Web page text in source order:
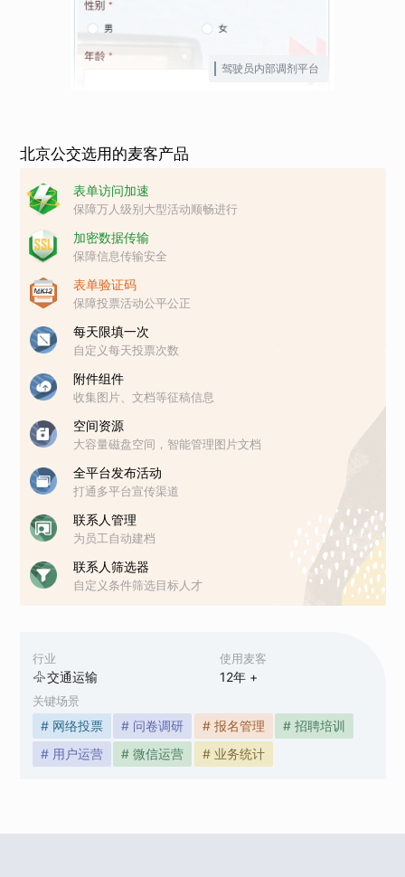
行业
交通运输
使用麦客
12年 +
关键场景
# 网络投票 # 问卷调研 # 报名管理
# 招聘培训
# 用户运营
# 微信运营 # 业务统计
驾驶员内部调剂平台
北京公交选用的麦客产品
表单访问加速
保障万人级别大型活动顺畅进行
加密数据传输
保障信息传输安全
表单验证码
保障投票活动公平公正
每天限填一次
自定义每天投票次数
附件组件
收集图片、文档等征稿信息
空间资源
大容量磁盘空间，智能管理图片文档
全平台发布活动
打通多平台宣传渠道
联系人管理
为员工自动建档
联系人筛选器
自定义条件筛选目标人才